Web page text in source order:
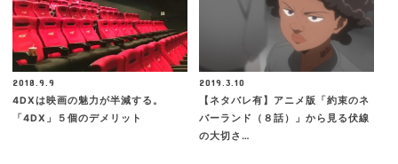
2018.9.9
4DXは映画の魅力が半減する。
「4DX」５個のデメリット
2019.3.10
【ネタバレ有】アニメ版「約束のネ
バーランド（８話）」から見る伏線
の大切さ…